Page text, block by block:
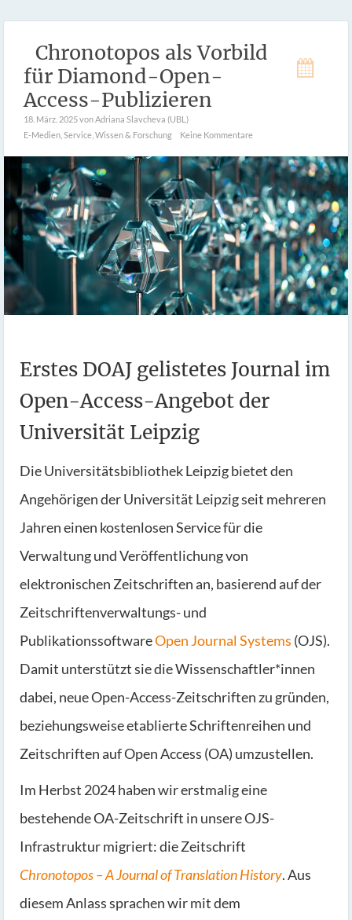
Chronotopos als Vorbild
für Diamond-Open-
Access-Publizieren
18. März. 2025von Adriana Slavcheva (UBL)
E-Medien Service Wissen & Forschung Keine Kommentare
Erstes DOAJ gelistetes Journal im
Open-Access-Angebot der
Universität Leipzig
Die Universitätsbibliothek Leipzig bietet den
Angehörigen der Universität Leipzig seit mehreren
Jahren einen kostenlosen Service für die
Verwaltung und Veröffentlichung von
elektronischen Zeitschriften an, basierend auf der
Zeitschriftenverwaltungs- und
PublikationssoftwareOpen Journal Systems (OJS).
Damit unterstützt sie die Wissenschaftler*innen
dabei, neue Open-Access-Zeitschriften zu gründen,
beziehungsweise etablierte Schriftenreihen und
Zeitschriften auf Open Access (OA) umzustellen.
Im Herbst 2024 haben wir erstmalig eine
bestehende OA-Zeitschrift in unsere OJS-
Infrastruktur migriert: die Zeitschrift
Chronotopos – A Journal of Translation History. Aus
diesem Anlass sprachen wir mit dem